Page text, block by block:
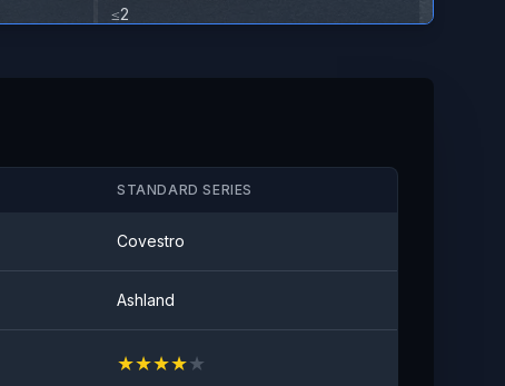
≤2
STANDARD SERIES
Covestro
Ashland
★★★★★